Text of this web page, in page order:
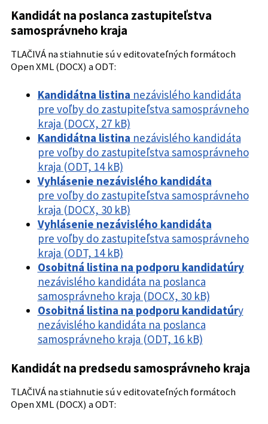
Kandidát na poslanca zastupiteľstva
samosprávneho kraja
TLAČIVÁ na stiahnutie sú v editovateľných formátoch
Open XML (DOCX) a ODT:
Kandidátna listina nezávislého kandidáta
pre voľby do zastupiteľstva samosprávneho
kraja (DOCX, 27 kB)
Kandidátna listina nezávislého kandidáta
pre voľby do zastupiteľstva samosprávneho
kraja (ODT, 14 kB)
Vyhlásenie nezávislého kandidáta
pre voľby do zastupiteľstva samosprávneho
kraja (DOCX, 30 kB)
Vyhlásenie nezávislého kandidáta
pre voľby do zastupiteľstva samosprávneho
kraja (ODT, 14 kB)
Osobitná listina na podporu kandidatúry
nezávislého kandidáta na poslanca
samosprávneho kraja (DOCX, 30 kB)
Osobitná listina na podporu kandidatúry
nezávislého kandidáta na poslanca
samosprávneho kraja (ODT, 16 kB)
Kandidát na predsedu samosprávneho kraja
TLAČIVÁ na stiahnutie sú v editovateľných formátoch
Open XML (DOCX) a ODT: